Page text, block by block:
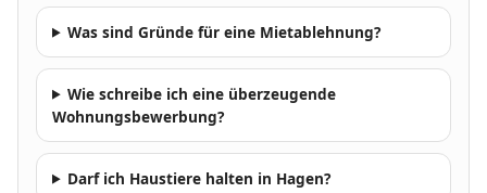
Was sind Gründe für eine Mietablehnung?
Wie schreibe ich eine überzeugende
Wohnungsbewerbung?
Darf ich Haustiere halten in Hagen?